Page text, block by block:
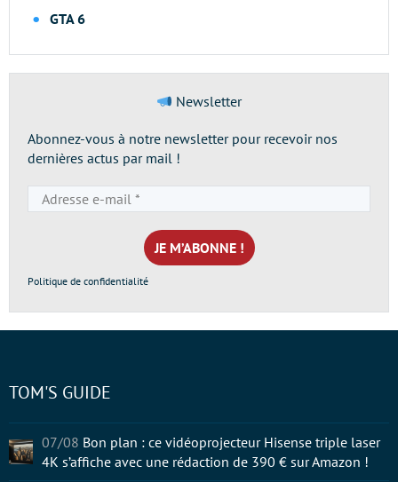
GTA 6
Newsletter
Abonnez-vous à notre newsletter pour recevoir nos
dernières actus par mail !
e-
mail
*
Politique de confidentialité
TOM'S GUIDE
07/08 Bon plan : ce vidéoprojecteur Hisense triple laser
4K s’affiche avec une rédaction de 390 € sur Amazon !